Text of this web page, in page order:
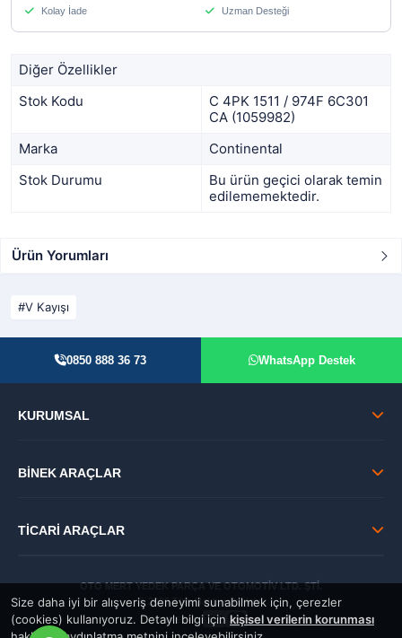
Size daha iyi bir alışveriş deneyimi sunabilmek için, çerezler
(cookies) kullanıyoruz. Detaylı bilgi için kişisel verilerin korunması
Kolay İade Uzman Desteği
Diğer Özellikler
Stok Kodu
C 4PK 1511 / 974F 6C301
CA (1059982)
Marka
Continental
Stok Durumu
Bu ürün geçici olarak temin
edilememektedir.
Ürün Yorumları
V Kayışı
0850 888 36 73 WhatsApp Destek
KURUMSAL
BİNEK ARAÇLAR
TİCARİ ARAÇLAR
OTO MERT YEDEK PARÇA VE OTOMOTİV LTD. ŞTİ.
© 2026 Tüm Hakları Saklıdır.
GÜVENLİ: